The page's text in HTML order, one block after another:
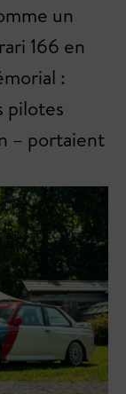
un
166 en
:
pilotes
– portaient